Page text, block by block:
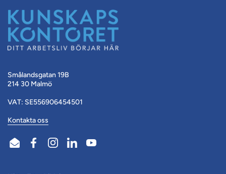
Smålandsgatan 19B
214 30 Malmö
VAT: SE556906454501
Kontakta oss
Email FacebookInstagramLinkedInYouTube